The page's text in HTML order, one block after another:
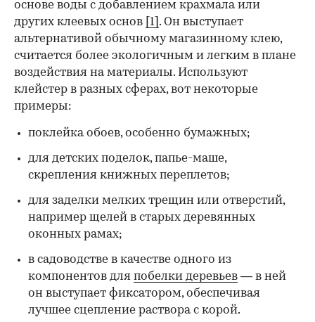
00:00 / 00:00
основе воды с добавлением крахмала или
других клеевых основ [1] . Он выступает
альтернативой обычному магазинному клею,
считается более экологичным и легким в плане
воздействия на материалы. Используют
клейстер в разных сферах, вот некоторые
примеры:
поклейка обоев, особенно бумажных;
для детских поделок, папье-маше,
скрепления книжных переплетов;
для заделки мелких трещин или отверстий,
например щелей в старых деревянных
оконных рамах;
в садоводстве в качестве одного из
компонентов для побелки деревьев — в ней
он выступает фиксатором, обеспечивая
лучшее сцепление раствора с корой.